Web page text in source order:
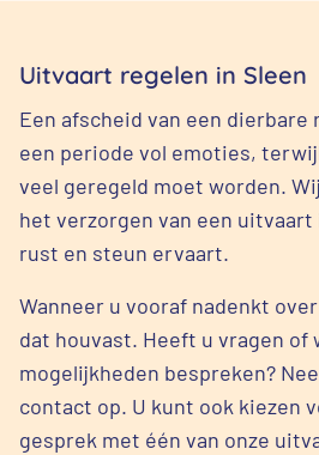
Uitvaart regelen in Sleen
Een afscheid van een dierbare
een periode vol emoties,
veel geregeld moet worden.
het verzorgen van een uitvaart
rust en steun ervaart.
Wanneer u vooraf nadenkt
dat houvast. Heeft u vragen of
mogelijkheden bespreken?
contact op. U kunt ook kiezen
gesprek met één van onze